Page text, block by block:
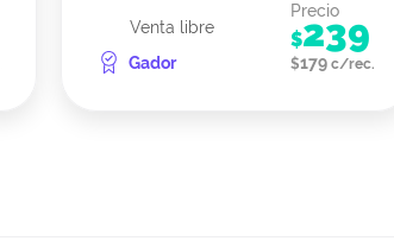
Venta libre
Gador
Precio
$239
$179 c/rec.